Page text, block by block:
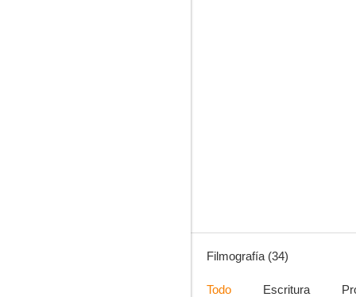
Filmografía (34)
Todo Escritura